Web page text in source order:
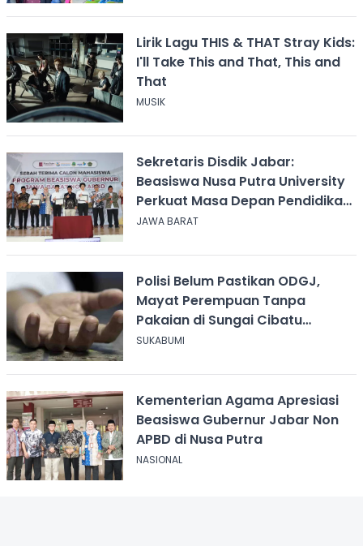
Lirik Lagu THIS & THAT Stray Kids:
I'll Take This and That, This and
That
MUSIK
Sekretaris Disdik Jabar:
Beasiswa Nusa Putra University
Perkuat Masa Depan Pendidikan
Jawa Barat
JAWA BARAT
Polisi Belum Pastikan ODGJ,
Mayat Perempuan Tanpa
Pakaian di Sungai Cibatu
Cikembar
SUKABUMI
Kementerian Agama Apresiasi
Beasiswa Gubernur Jabar Non
APBD di Nusa Putra
NASIONAL